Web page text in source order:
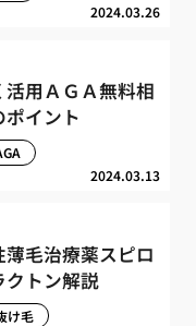
2024.03.26
活用ＡＧＡ無料相
ポイント
2024.03.13
薄毛治療薬スピロ
クトン解説
け毛